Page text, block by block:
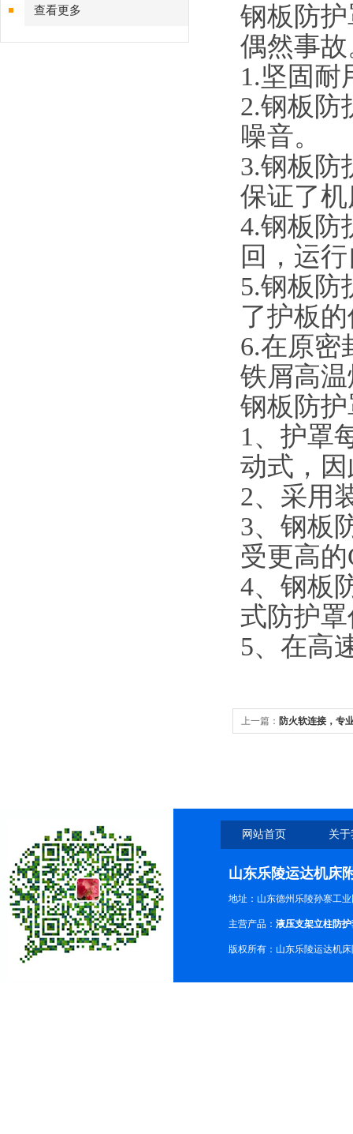
查看更多
钢板防
偶然事
1.坚固耐
2.钢板防
噪音。
3.钢板防
保证了
4.钢板防
回，运
5.钢板防
了护板
6.在原密
铁屑高
钢板防
1 、护罩
动式，
2、采用
3、钢板
受更高
4、钢板
式防护
5、在高
上一篇： 防火软连接，专
网站首页 关
山东乐陵运达机床
地址：山东德州乐陵孙寨工
主营产品： 液压支架立柱防
版权所有：山东乐陵运达机